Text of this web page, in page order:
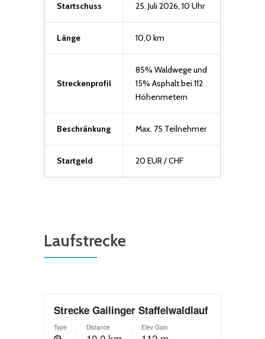
Startschuss 25. Juli 2026, 10 Uhr
Länge 10,0 km
Streckenprofil
85% Waldwege und
15% Asphalt bei 112
Höhenmetern
Beschränkung Max. 75 Teilnehmer
Startgeld 20 EUR / CHF
Laufstrecke